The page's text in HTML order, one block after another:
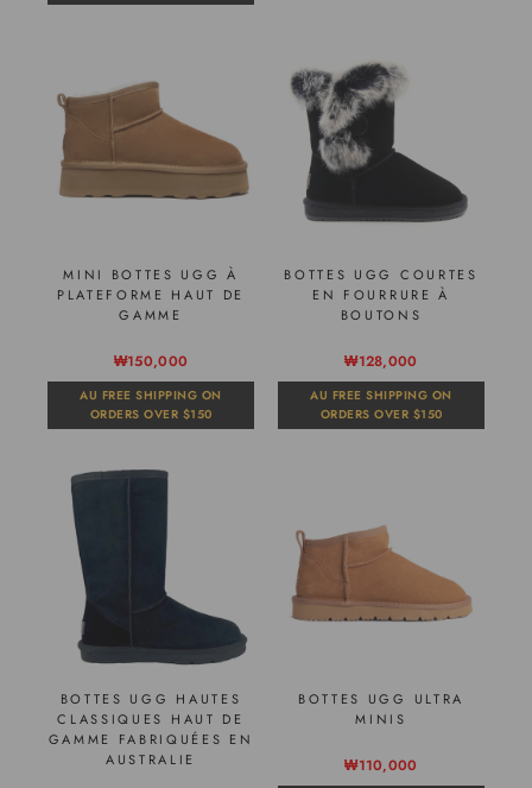
MINI BOTTES UGG À
PLATEFORME HAUT DE
GAMME
₩150,000
AU FREE SHIPPING ON
ORDERS OVER $150
BOTTES UGG COURTES
EN FOURRURE À
BOUTONS
₩128,000
AU FREE SHIPPING ON
ORDERS OVER $150
BOTTES UGG HAUTES
CLASSIQUES HAUT DE
GAMME FABRIQUÉES EN
AUSTRALIE
BOTTES UGG ULTRA
MINIS
₩110,000